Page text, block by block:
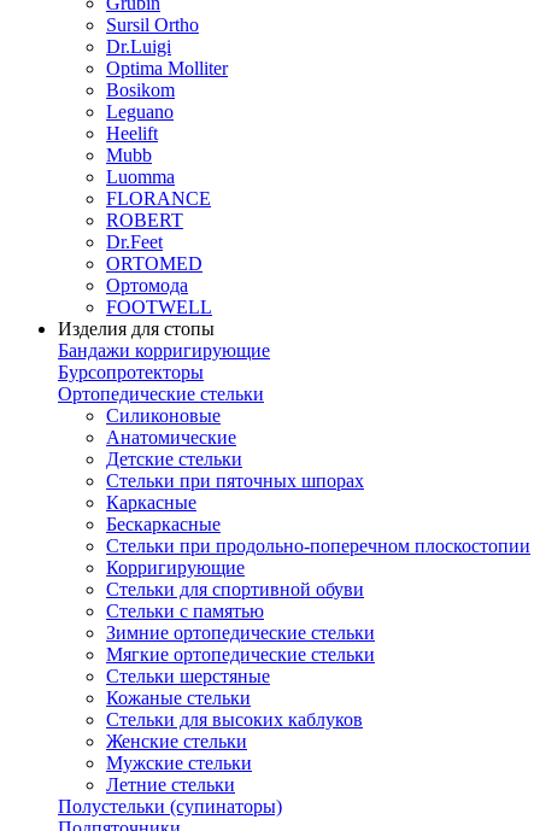
Sursil Ortho
Dr.Luigi
Optima Molliter
Bosikom
Leguano
Heelift
Mubb
Luomma
FLORANCE
ROBERT
Dr.Feet
ORTOMED
Ортомода
FOOTWELL
Изделия для стопы
Бандажи корригирующие
Бурсопротекторы
Ортопедические стельки
Силиконовые
Анатомические
Детские стельки
Стельки при пяточных шпорах
Каркасные
Бескаркасные
Стельки при продольно-поперечном плоскостопии
Корригирующие
Стельки для спортивной обуви
Стельки с памятью
Зимние ортопедические стельки
Мягкие ортопедические стельки
Стельки шерстяные
Кожаные стельки
Стельки для высоких каблуков
Женские стельки
Мужские стельки
Летние стельки
Полустельки (супинаторы)